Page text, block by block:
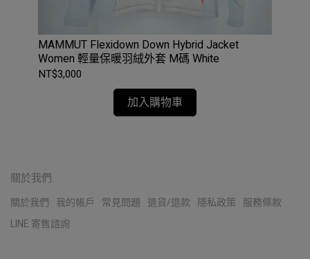
MAMMUT Flexidown Down Hybrid Jacket
Women 輕量保暖羽絨外套 M碼 White
NT$3,000
加入購物車
關於我們
關於我們 我的帳戶 常見問題 退貨/退款 隱私政策 服務條款
LINE 寄售諮詢